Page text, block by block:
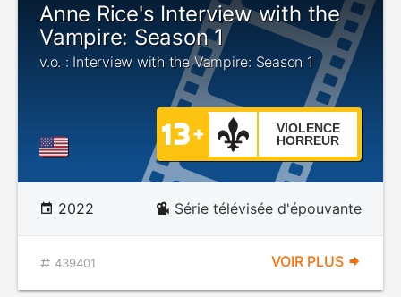
Anne Rice's Interview with the
Vampire: Season 1
v.o. : Interview with the Vampire: Season 1
VIOLENCE
HORREUR
2022 Série télévisée d'épouvante
439401 VOIR PLUS